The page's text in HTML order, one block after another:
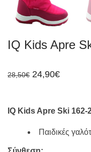
IQ Kids Apre
28,50€ Original
24,90€Η
24,90€.
IQ Kids Apre Ski 162-
Παιδικές